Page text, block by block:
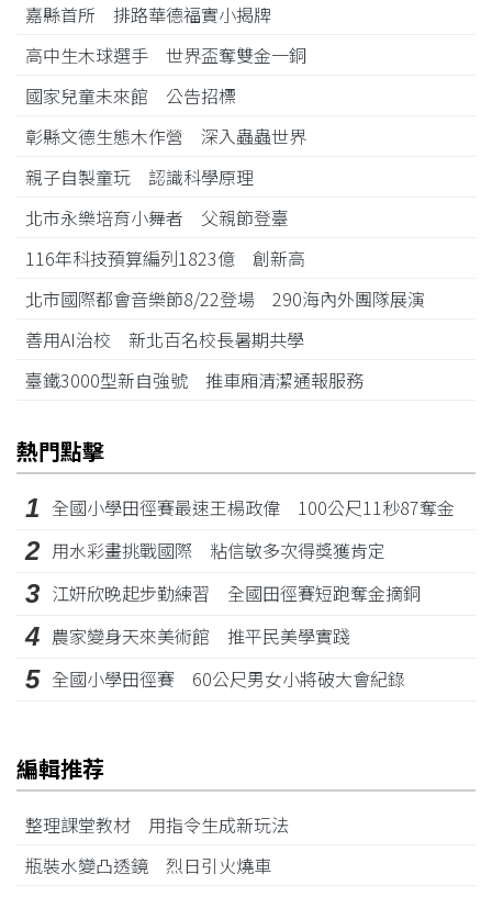
嘉縣首所 排路華德福實小揭牌
高中生木球選手 世界盃奪雙金一銅
國家兒童未來館 公告招標
彰縣文德生態木作營 深入蟲蟲世界
親子自製童玩 認識科學原理
北市永樂培育小舞者 父親節登臺
116年科技預算編列1823億 創新高
北市國際都會音樂節8/22登場 290海內外團隊展演
善用AI治校 新北百名校長暑期共學
臺鐵3000型新自強號 推車廂清潔通報服務
熱門點擊
1 全國小學田徑賽最速王楊政偉 100公尺11秒87奪金
2 用水彩畫挑戰國際 粘信敏多次得獎獲肯定
3 江姸欣晚起步勤練習 全國田徑賽短跑奪金摘銅
4 農家變身天來美術館 推平民美學實踐
5 全國小學田徑賽 60公尺男女小將破大會紀錄
編輯推荐
整理課堂教材 用指令生成新玩法
瓶裝水變凸透鏡 烈日引火燒車